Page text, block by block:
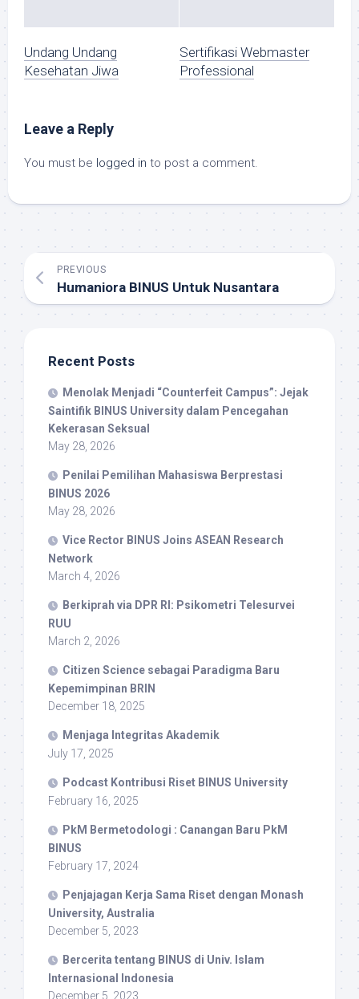
Undang Undang
Kesehatan Jiwa
Sertifikasi Webmaster
Professional
Leave a Reply
You must be logged in to post a comment.
PREVIOUS
Humaniora BINUS Untuk Nusantara
Recent Posts
Menolak Menjadi “Counterfeit Campus”: Jejak
Saintifik BINUS University dalam Pencegahan
Kekerasan Seksual
May 28, 2026
Penilai Pemilihan Mahasiswa Berprestasi
BINUS 2026
May 28, 2026
Vice Rector BINUS Joins ASEAN Research
Network
March 4, 2026
Berkiprah via DPR RI: Psikometri Telesurvei
RUU
March 2, 2026
Citizen Science sebagai Paradigma Baru
Kepemimpinan BRIN
December 18, 2025
Menjaga Integritas Akademik
July 17, 2025
Podcast Kontribusi Riset BINUS University
February 16, 2025
PkM Bermetodologi : Canangan Baru PkM
BINUS
February 17, 2024
Penjajagan Kerja Sama Riset dengan Monash
University, Australia
December 5, 2023
Bercerita tentang BINUS di Univ. Islam
Internasional Indonesia
December 5, 2023